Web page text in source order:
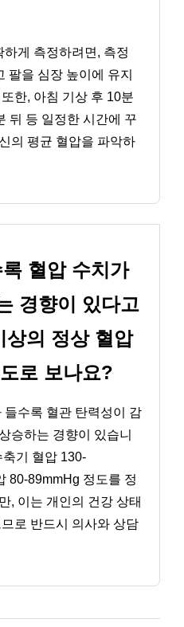
게 측정하려면, 측정
팔을 심장 높이에 유지
한, 아침 기상 후 10분
뒤 등 일정한 시간에 꾸
의 평균 혈압을 파악하
혈압 수치가
경향이 있다고
상의 정상 혈압
로 보나요?
들수록 혈관 탄력성이 감
승하는 경향이 있습니
기 혈압 130-
80-89mmHg 정도를 정
, 이는 개인의 건강 상태
로 반드시 의사와 상담